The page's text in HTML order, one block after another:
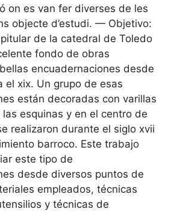
on es van fer diverses de les
objecte d’estudi. — Objetivo:
de la catedral de Toledo
fondo de obras
encuadernaciones desde
el xix. Un grupo de esas
están decoradas con varillas
esquinas y en el centro de
realizaron durante el siglo xvii
barroco. Este trabajo
este tipo de
desde diversos puntos de
empleados, técnicas
y técnicas de